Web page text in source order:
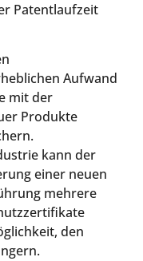
Patentlaufzeit
Aufwand
mit der
Produkte
kann der
einer neuen
mehrere
den